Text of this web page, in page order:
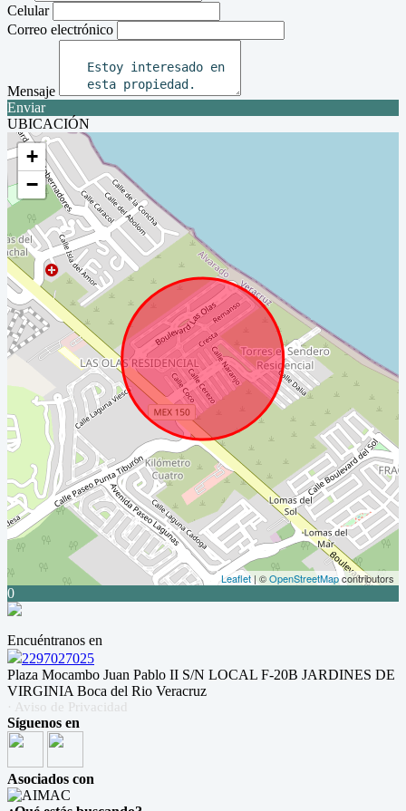
Celular
Correo electrónico
Mensaje
Enviar
UBICACIÓN
+
−
Leaflet| ©OpenStreetMapcontributors
0
Encuéntranos en
2297027025
Plaza Mocambo Juan Pablo II S/N LOCAL F-20B JARDINES DE
VIRGINIA Boca del Rio Veracruz
· Aviso de Privacidad
Síguenos en
Asociados con